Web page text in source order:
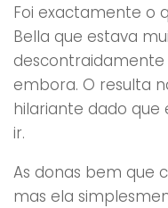
Foi exactamente o
Bella que estava
embora. O resulta
hilariante dado
ir.
As donas bem que
mas ela